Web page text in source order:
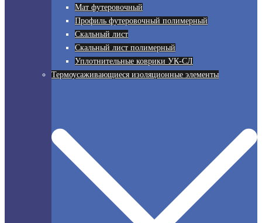
Мат футеровочный
Профиль футеровочный полимерный
Скальный лист
Скальный лист полимерный
Уплотнительные коврики УК-СЛ
Термоусаживающиеся изоляционные элементы